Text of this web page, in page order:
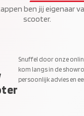
ben jij eigenaar
scooter.
Snuffel door onze
kom langs in de
persoonlijk advies en